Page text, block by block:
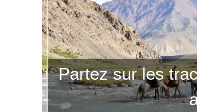
Partez sur les